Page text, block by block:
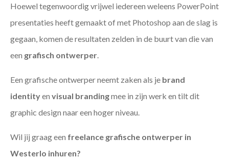
Hoewel tegenwoordig vrijwel iedereen weleens PowerPoint
presentaties heeft gemaakt of met Photoshop aan de slag is
gegaan, komen de resultaten zelden in de buurt van die van
een grafisch ontwerper
Een grafische ontwerper neemt zaken als je brand
identityen visual brandingmee in zijn werk en tilt dit
graphic design naar een hoger niveau.
Wil jij graag een freelance grafische ontwerper in
Westerlo inhuren?